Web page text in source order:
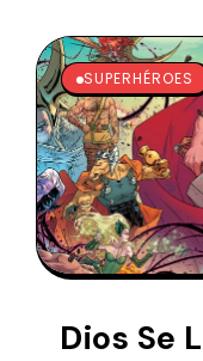
SUPERHÉROES
Dios Se